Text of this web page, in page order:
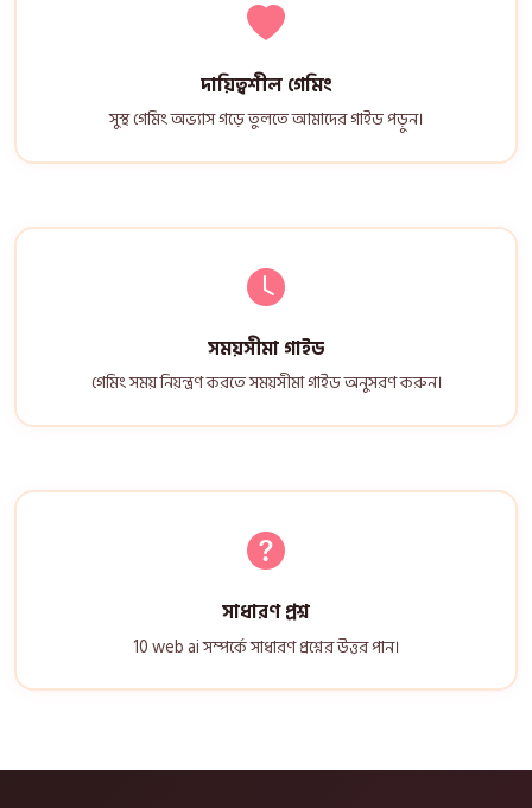
দায়িত্বশীল গেমিং
সুস্থ গেমিং অভ্যাস গড়ে তুলতে আমাদের গাইড পড়ুন।
সময়সীমা গাইড
গেমিং সময় নিয়ন্ত্রণ করতে সময়সীমা গাইড অনুসরণ করুন।
সাধারণ প্রশ্ন
10 web ai সম্পর্কে সাধারণ প্রশ্নের উত্তর পান।